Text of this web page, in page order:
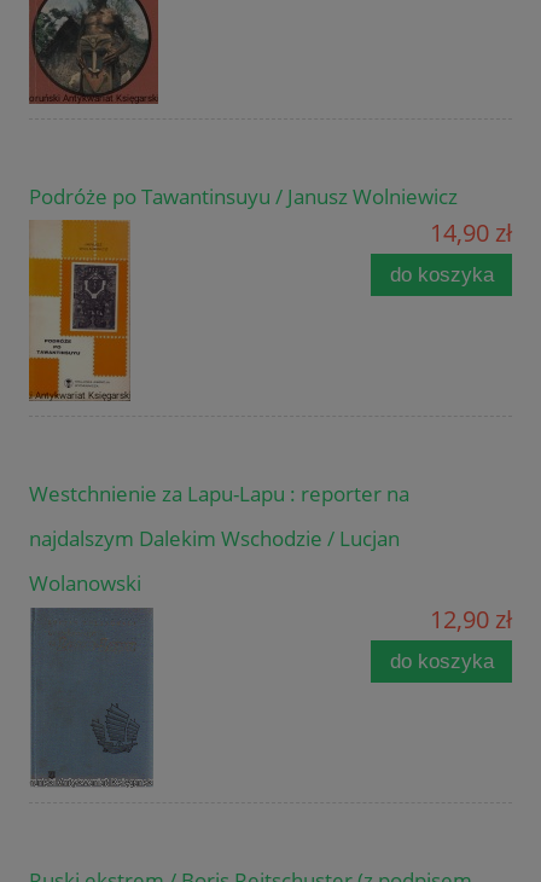
Podróże po Tawantinsuyu / Janusz Wolniewicz
14,90 zł
do koszyka
Westchnienie za Lapu-Lapu : reporter na
najdalszym Dalekim Wschodzie / Lucjan
Wolanowski
12,90 zł
do koszyka